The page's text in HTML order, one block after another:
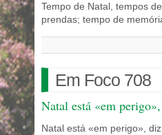
Tempo de Natal, tempos
prendas; tempo de
Em Foco 708
Natal está «em
Natal está «em perigo»,